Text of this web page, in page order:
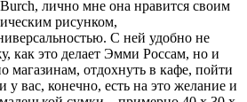
лично мне она нравится своим
рисунком,
С ней удобно не
как это делает Эмми Россам, но и
магазинам, отдохнуть в кафе, пойти
у вас, конечно, есть на это желание и